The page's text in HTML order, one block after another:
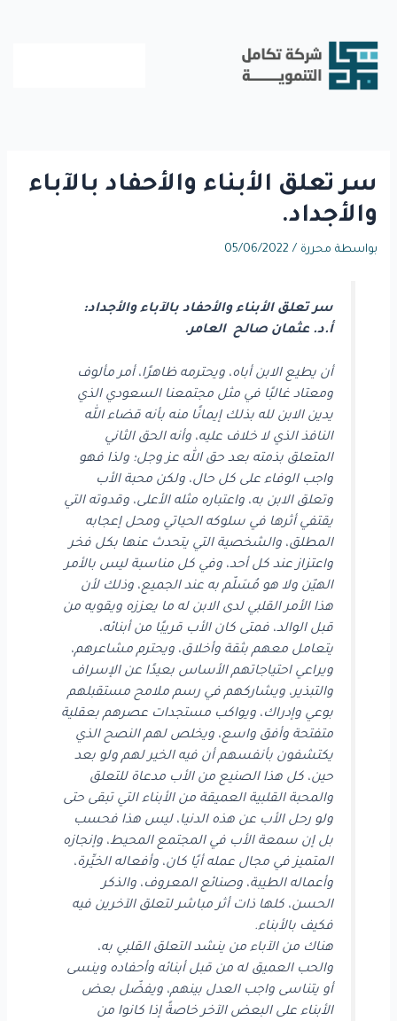
المحتوى
سر تعلق الأبناء والأحفاد بالآباء
والأجداد.
بواسطة محررة /
05/06/2022
سر تعلق الأبناء والأحفاد بالآباء والأجداد:
أ.د. عثمان صالح العامر.
أن يطيع الابن أباه، ويحترمه ظاهرًا، أمر مألوف
ومعتاد غالبًا في مثل مجتمعنا السعودي الذي
يدين الابن لله بذلك إيمانًا منه بأنه قضاء الله
النافذ الذي لا خلاف عليه، وأنه الحق الثاني
المتعلق بذمته بعد حق الله عز وجل؛ ولذا فهو
واجب الوفاء على كل حال، ولكن محبة الأب
وتعلق الابن به، واعتباره مثله الأعلى، وقدوته التي
يقتفي أثرها في سلوكه الحياتي ومحل إعجابه
المطلق، والشخصية التي يتحدث عنها بكل فخر
واعتزاز عند كل أحد، وفي كل مناسبة ليس بالأمر
الهيّن ولا هو مُسَلّم به عند الجميع، وذلك لأن
هذا الأمر القلبي لدى الابن له ما يعززه ويقويه من
قبل الوالد، فمتى كان الأب قريبًا من أبنائه،
يتعامل معهم بثقة وأخلاق، ويحترم مشاعرهم،
ويراعي احتياجاتهم الأساس بعيدًا عن الإسراف
والتبذير، ويشاركهم في رسم ملامح مستقبلهم
بوعي وإدراك، ويواكب مستجدات عصرهم بعقلية
متفتحة وأفق واسع، ويخلص لهم النصح الذي
يكتشفون بأنفسهم أن فيه الخير لهم ولو بعد
حين، كل هذا الصنيع من الأب مدعاة للتعلق
والمحبة القلبية العميقة من الأبناء التي تبقى حتى
ولو رحل الأب عن هذه الدنيا، ليس هذا فحسب
بل إن سمعة الأب في المجتمع المحيط، وإنجازه
المتميز في مجال عمله أيًا كان، وأفعاله الخيِّرة،
وأعماله الطيبة، وصنائع المعروف، والذكر
الحسن، كلها ذات أثر مباشر لتعلق الآخرين فيه
فكيف بالأبناء.
هناك من الآباء من ينشد التعلق القلبي به،
والحب العميق له من قبل أبنائه وأحفاده وينسى
أو يتناسى واجب العدل بينهم، ويفضّل بعض
الأبناء على البعض الآخر خاصةً إذا كانوا من